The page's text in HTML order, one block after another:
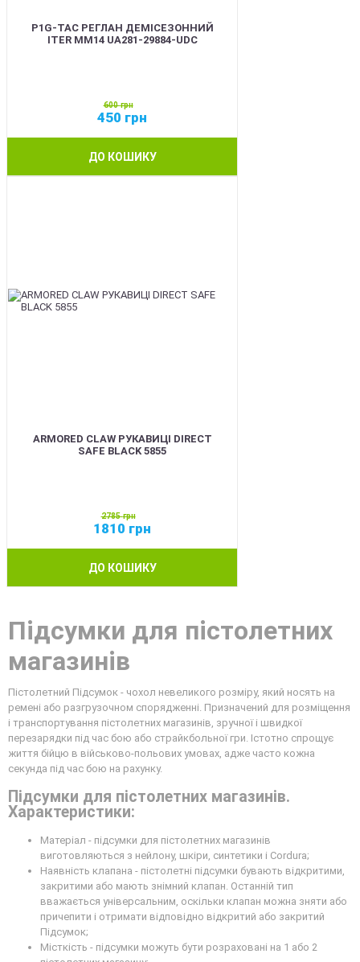
P1G-TAC РЕГЛАН ДЕМІСЕЗОННИЙ
ITER ММ14 UA281-29884-UDC
600грн
450 грн
ДО КОШИКУ
ARMORED CLAW РУКАВИЦІ DIRECT
SAFE BLACK 5855
2785грн
1810 грн
ДО КОШИКУ
Підсумки для пістолетних
магазинів
Пістолетний Підсумок - чохол невеликого розміру, який носять на
ремені або разгрузочном спорядженні. Призначений для розміщення
і транспортування пістолетних магазинів, зручної і швидкої
перезарядки під час бою або страйкбольної гри. Істотно спрощує
життя бійцю в військово-польових умовах, адже часто кожна
секунда під час бою на рахунку.
Підсумки для пістолетних магазинів.
Характеристики:
Матеріал - підсумки для пістолетних магазинів
виготовляються з нейлону, шкіри, синтетики і Cordura;
Наявність клапана - пістолетні підсумки бувають відкритими,
закритими або мають знімний клапан. Останній тип
вважається універсальним, оскільки клапан можна зняти або
причепити і отримати відповідно відкритий або закритий
Підсумок;
Місткість - підсумки можуть бути розраховані на 1 або 2